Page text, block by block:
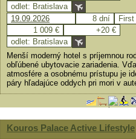
odlet: Bratislava
19.09.2026
8 dní
1 009 €
+20 €
odlet: Bratislava
Menší moderný hotel s príjemnou
obľúbené ubytovacie zariadenia.
atmosfére a osobnému prístupu je
páry hľadajúce oddych pri mori v
Kouros Palace Active Lifestyle